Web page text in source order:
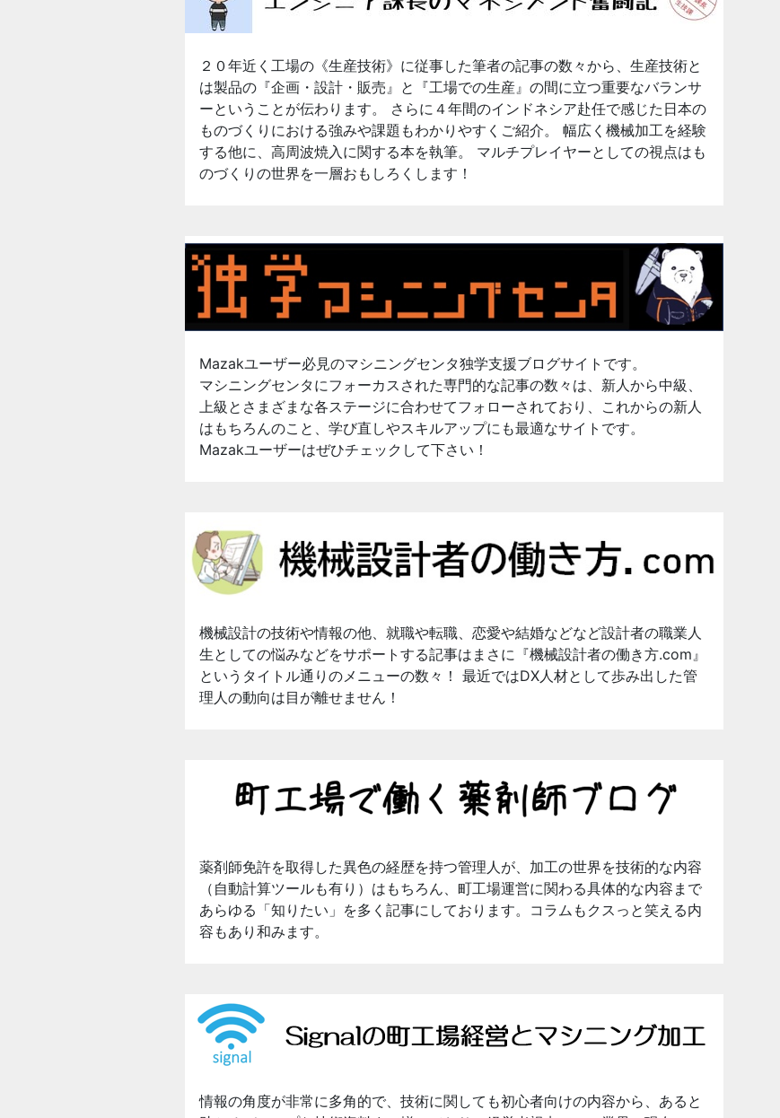
２０年近く工場の《生産技術》に従事した筆者の記事の数々から、生産技術と
は製品の『企画・設計・販売』と『工場での生産』の間に立つ重要なバランサ
ーということが伝わります。 さらに４年間のインドネシア赴任で感じた日本の
ものづくりにおける強みや課題もわかりやすくご紹介。 幅広く機械加工を経験
する他に、高周波焼入に関する本を執筆。 マルチプレイヤーとしての視点はも
のづくりの世界を一層おもしろくします！
Mazakユーザー必見のマシニングセンタ独学支援ブログサイトです。
マシニングセンタにフォーカスされた専門的な記事の数々は、新人から中級、
上級とさまざまな各ステージに合わせてフォローされており、これからの新人
はもちろんのこと、学び直しやスキルアップにも最適なサイトです。
Mazakユーザーはぜひチェックして下さい！
機械設計の技術や情報の他、就職や転職、恋愛や結婚などなど設計者の職業人
生としての悩みなどをサポートする記事はまさに『機械設計者の働き方.com』
というタイトル通りのメニューの数々！ 最近ではDX人材として歩み出した管
理人の動向は目が離せません！
薬剤師免許を取得した異色の経歴を持つ管理人が、加工の世界を技術的な内容
（自動計算ツールも有り）はもちろん、町工場運営に関わる具体的な内容まで
あらゆる「知りたい」を多く記事にしております。コラムもクスっと笑える内
容もあり和みます。
情報の角度が非常に多角的で、技術に関しても初心者向けの内容から、あると